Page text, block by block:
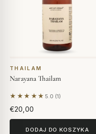
THAILAM
Narayana Thailam
★★★★★ 5.0 (1)
Na podstawie 1 opinii
€20,00
DODAJ DO KOSZYKA